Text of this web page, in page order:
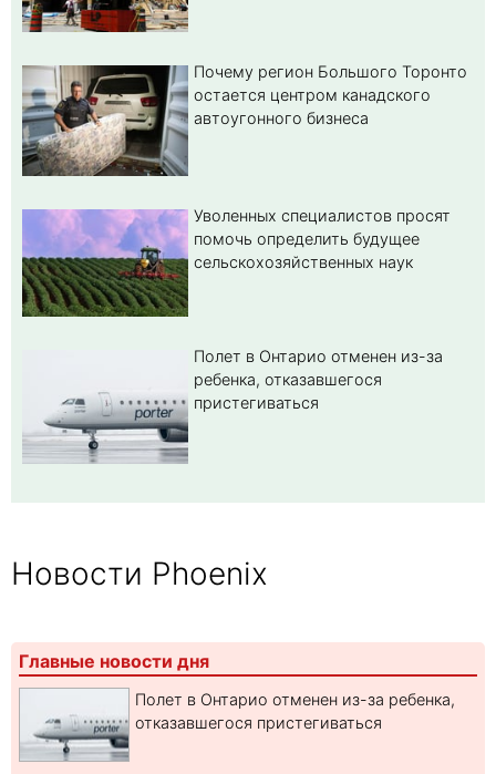
Почему регион Большого Торонто
остается центром канадского
автоугонного бизнеса
Уволенных специалистов просят
помочь определить будущее
сельскохозяйственных наук
Полет в Онтарио отменен из-за
ребенка, отказавшегося
пристегиваться
Новости Phoenix
Главные новости дня
Полет в Онтарио отменен из-за ребенка,
отказавшегося пристегиваться